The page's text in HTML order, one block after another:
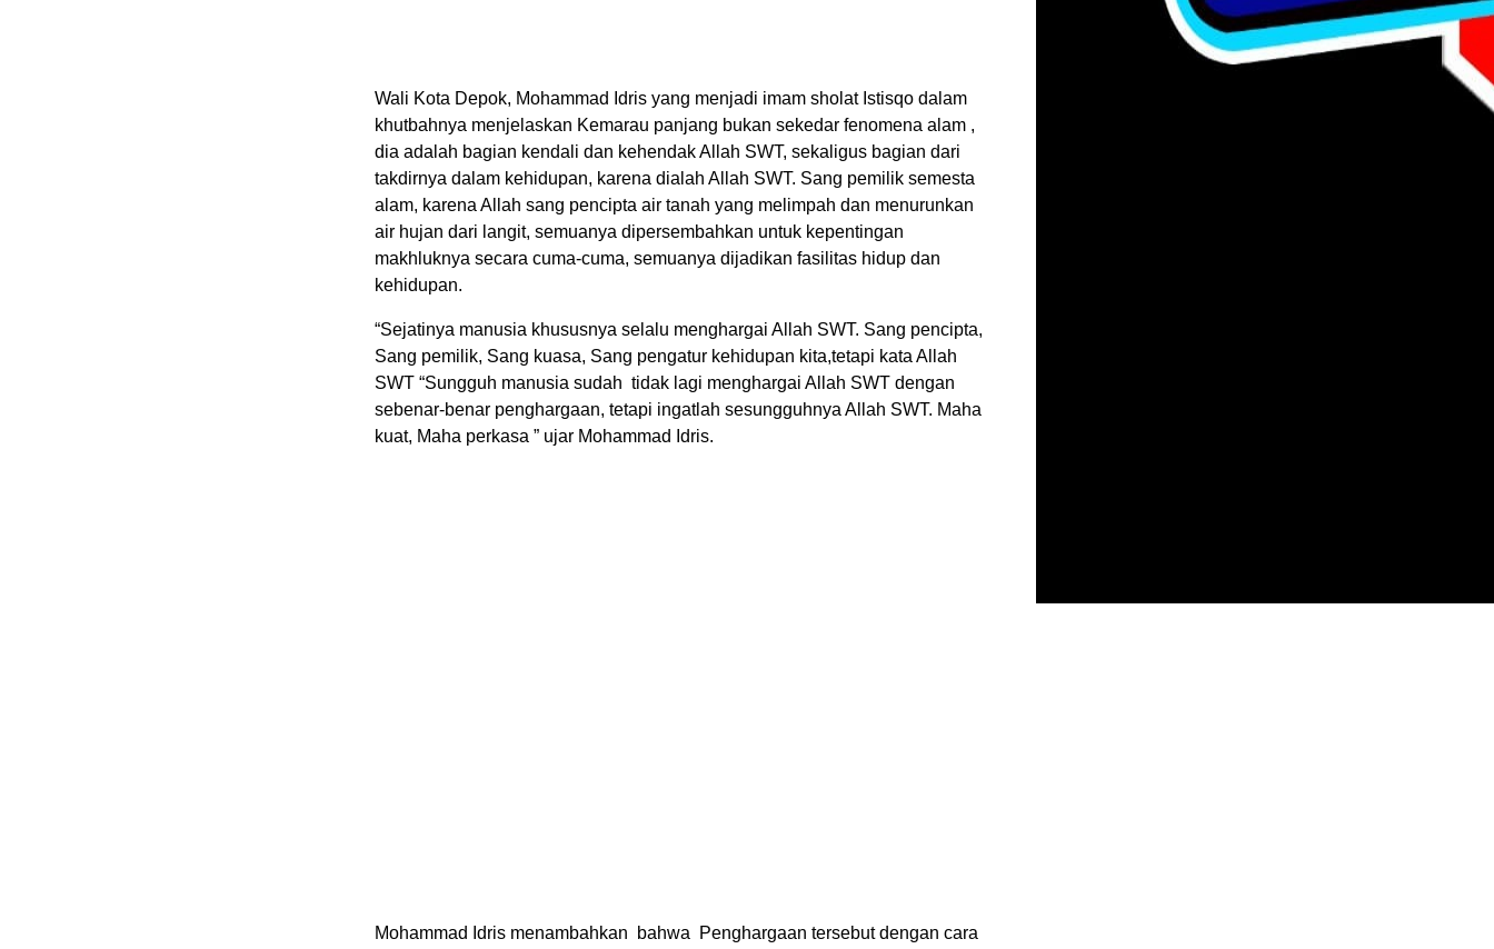
Wali Kota Depok, Mohammad Idris yang menjadi imam sholat Istisqo dalam
khutbahnya menjelaskan Kemarau panjang bukan sekedar fenomena alam ,
dia adalah bagian kendali dan kehendak Allah SWT, sekaligus bagian dari
takdirnya dalam kehidupan, karena dialah Allah SWT. Sang pemilik semesta
alam, karena Allah sang pencipta air tanah yang melimpah dan menurunkan
air hujan dari langit, semuanya dipersembahkan untuk kepentingan
makhluknya secara cuma-cuma, semuanya dijadikan fasilitas hidup dan
kehidupan.
“Sejatinya manusia khususnya selalu menghargai Allah SWT. Sang pencipta,
Sang pemilik, Sang kuasa, Sang pengatur kehidupan kita,tetapi kata Allah
SWT “Sungguh manusia sudah tidak lagi menghargai Allah SWT dengan
sebenar-benar penghargaan, tetapi ingatlah sesungguhnya Allah SWT. Maha
kuat, Maha perkasa ” ujar Mohammad Idris.
Mohammad Idris menambahkan bahwa Penghargaan tersebut dengan cara